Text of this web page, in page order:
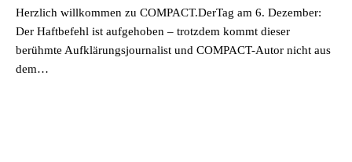
Herzlich willkommen zu COMPACT.DerTag am 6. Dezember:
Der Haftbefehl ist aufgehoben – trotzdem kommt dieser
berühmte Aufklärungsjournalist und COMPACT-Autor nicht aus
dem…